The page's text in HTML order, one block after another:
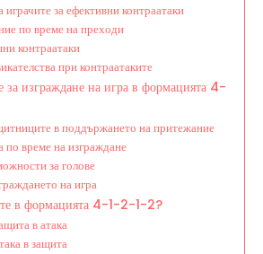
за ефективни контраатаки
по време на преходи
контраатаки
при контраатаките
за изграждане на игра в формацията 4-
в поддържането на притежание
време на изграждане
за голове
на игра
в формацията 4-1-2-1-2?
в атака
в защита